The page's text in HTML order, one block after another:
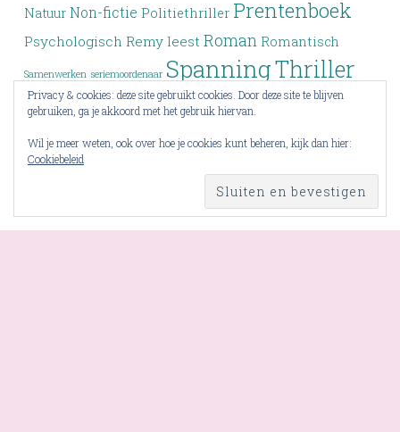
Natuur Non-fictie Politiethriller Prentenboek
Psychologisch Remy leest Roman Romantisch
Samenwerken seriemoordenaar SpanningThriller
Tieners Top 3 Top drie Verdwijning Verleden Verlies
Voorlezen Vriendschap Wraak Wrap-up YA
Young Adult
Privacy & cookies: deze site gebruikt cookies. Door deze site te blijven
gebruiken, ga je akkoord met het gebruik hiervan.
Wil je meer weten, ook over hoe je cookies kunt beheren, kijk dan hier:
Cookiebeleid